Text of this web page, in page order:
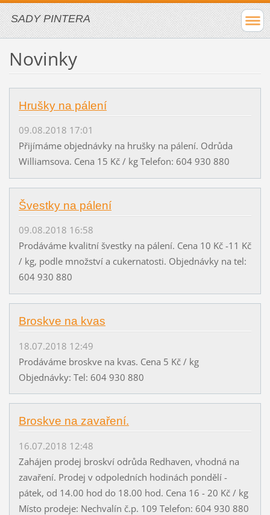
SADY PINTERA
Novinky
Hrušky na pálení
09.08.2018 17:01
Přijímáme objednávky na hrušky na pálení. Odrůda
Williamsova. Cena 15 Kč / kg Telefon: 604 930 880
Švestky na pálení
09.08.2018 16:58
Prodáváme kvalitní švestky na pálení. Cena 10 Kč -11 Kč
/ kg, podle množství a cukernatosti. Objednávky na tel:
604 930 880
Broskve na kvas
18.07.2018 12:49
Prodáváme broskve na kvas. Cena 5 Kč / kg
Objednávky: Tel: 604 930 880
Broskve na zavaření.
16.07.2018 12:48
Zahájen prodej broskví odrůda Redhaven, vhodná na
zavaření. Prodej v odpoledních hodinách pondělí -
pátek, od 14.00 hod do 18.00 hod. Cena 16 - 20 Kč / kg
Místo prodeje: Nechvalín č.p. 109 Telefon: 604 930 880